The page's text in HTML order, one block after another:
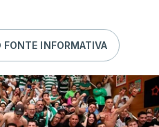
INFORMATIVA